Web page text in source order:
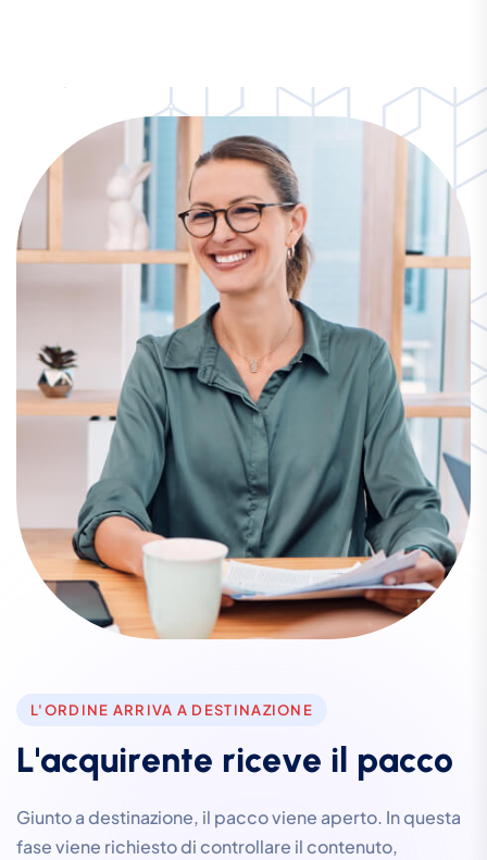
L'ORDINE ARRIVA A DESTINAZIONE
L'acquirente riceve i pacco
Giunto a destinazione, il pacco viene aperto. In questa
fase viene richiesto di controllare il contenuto,